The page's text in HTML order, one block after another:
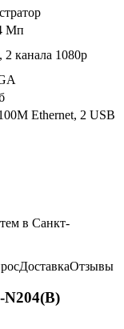
Мп
канала 1080p
Ethernet, 2 USB
в Санкт-
ДоставкаОтзывы
N204(B)